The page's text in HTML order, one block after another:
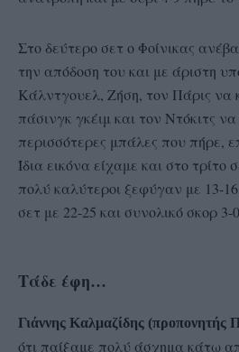
Στο δεύτερο σετ ο Φοίνικας
την απόδοση του και με άριστη
Κάλντγουελ, Ζήση, τον Πάρις να
πάσινγκ γκέιμ και τον Ντόκιτς να
περισσότερες μπάλες που πήρε,
Ίδια εικόνα είχαμε και στο τρίτο
πολύ καλύτεροι ξεφύγαν με 13-
σετ με 22-25 και συνολικό σκορ 3-
Τάδε έφη…
Γιάννης Καλμαζίδης
ότι παίξαμε πολύ άσχημα κάτω